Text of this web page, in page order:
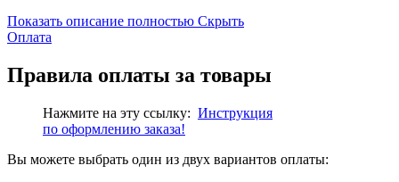
Показать описание полностью Скрыть
Оплата
Правила оплаты за товары
Нажмите на эту ссылку: Инструкция
по оформлению заказа!
Вы можете выбрать один из двух вариантов оплаты: